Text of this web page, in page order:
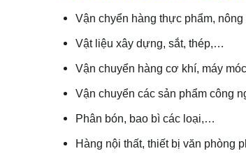
Vận chyển hàng thực phẩm,
Vật liệu xây dựng, sắt, thép,…
Vận chuyển hàng cơ khí, máy
Vận chuyển các sản phẩm công
Phân bón, bao bì các loại,…
Hàng nội thất, thiết bị văn phòng